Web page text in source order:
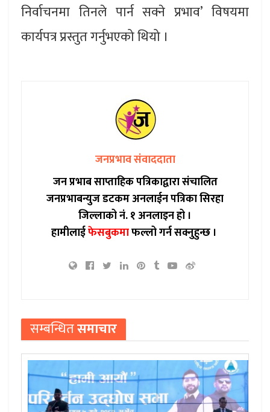
निर्वाचनमा तिनले पार्न सक्ने प्रभाव’ विषयमा
कार्यपत्र प्रस्तुत गर्नुभएको थियो ।
जनप्रभाव संवाददाता
जन प्रभाब साप्ताहिक पत्रिकाद्वारा संचालित
जनप्रभाबन्युज डटकम अनलाईन पत्रिका सिरहा
जिल्लाको नं. १ अनलाइन हो ।
हामीलाईफेसबुकमाफल्लो गर्न सक्नुहुन्छ ।
सम्बन्धितसमाचार